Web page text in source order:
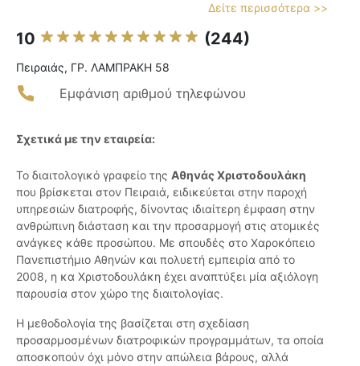
Δείτε περισσότερα >>
10 (244)
Πειραιάς, ΓΡ. ΛΑΜΠΡΑΚΗ 58
Εμφάνιση αριθμού τηλεφώνου
Σχετικά με την εταιρεία:
Το διαιτολογικό γραφείο της Αθηνάς Χριστοδουλάκη
που βρίσκεται στον Πειραιά, ειδικεύεται στην παροχή
υπηρεσιών διατροφής, δίνοντας ιδιαίτερη έμφαση στην
ανθρώπινη διάσταση και την προσαρμογή στις ατομικές
ανάγκες κάθε προσώπου. Με σπουδές στο Χαροκόπειο
Πανεπιστήμιο Αθηνών και πολυετή εμπειρία από το
2008, η κα Χριστοδουλάκη έχει αναπτύξει μία αξιόλογη
παρουσία στον χώρο της διαιτολογίας.
Η μεθοδολογία της βασίζεται στη σχεδίαση
προσαρμοσμένων διατροφικών προγραμμάτων, τα οποία
αποσκοπούν όχι μόνο στην απώλεια βάρους, αλλά